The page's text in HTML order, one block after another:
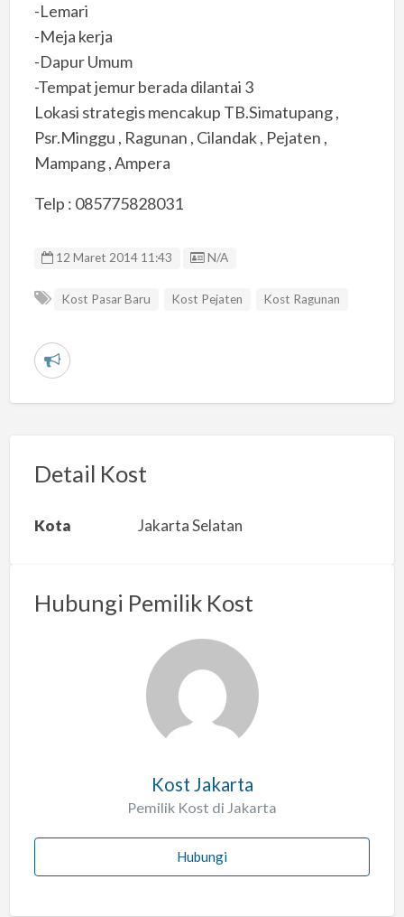
-Lemari
-Meja kerja
-Dapur Umum
-Tempat jemur berada dilantai 3
Lokasi strategis mencakup TB.Simatupang ,
Psr.Minggu , Ragunan , Cilandak , Pejaten ,
Mampang , Ampera
Telp : 085775828031
12 Maret 2014 11:43 Listing ID
N/A
Kost Pasar Baru Kost Pejaten Kost Ragunan
L
r
a
s
Detail Kost
Kota Jakarta Selatan
Hubungi Pemilik Kost
Kost Jakarta
Pemilik Kost di Jakarta
Hubungi